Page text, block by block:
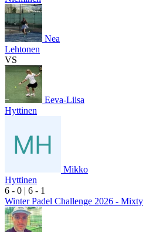
Nea
Lehtonen
VS
Eeva-Liisa
Hyttinen
Mikko
Hyttinen
6 - 0 | 6 - 1
Winter Padel Challenge 2026 - Mixty